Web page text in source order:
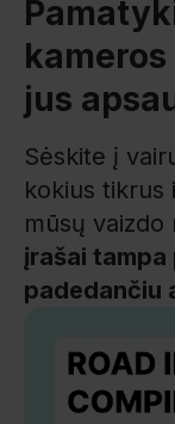
jus
Sėskite į
kokius tikrus
mūsų vaizdo
įrašai
padedančiu